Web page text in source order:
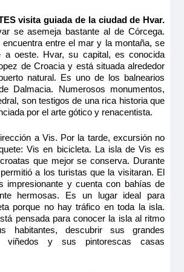
visita guiada de la ciudad de Hvar.
se asemeja bastante al de Córcega.
entre el mar y la montaña, se
a oeste. Hvar, su capital, es conocida
de Croacia y está situada alrededor
natural. Es uno de los balnearios
Dalmacia. Numerosos monumentos,
son testigos de una rica historia que
por el arte gótico y renacentista.
a Vis. Por la tarde, excursión no
Vis en bicicleta. La isla de Vis es
que mejor se conserva. Durante
a los turistas que la visitaran. El
impresionante y cuenta con bahías de
hermosas. Es un lugar ideal para
porque no hay tráfico en toda la isla.
pensada para conocer la isla al ritmo
habitantes, descubrir sus grandes
viñedos y sus pintorescas casas